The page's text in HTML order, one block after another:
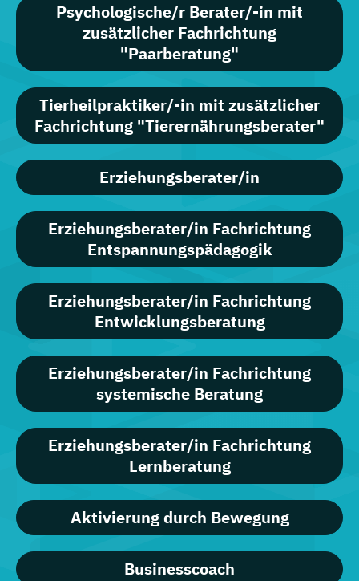
Psychologische/r Berater/-in mit
zusätzlicher Fachrichtung
"Paarberatung"
Tierheilpraktiker/-in mit zusätzlicher
Fachrichtung "Tierernährungsberater"
Erziehungsberater/in
Erziehungsberater/in Fachrichtung
Entspannungspädagogik
Erziehungsberater/in Fachrichtung
Entwicklungsberatung
Erziehungsberater/in Fachrichtung
systemische Beratung
Erziehungsberater/in Fachrichtung
Lernberatung
Aktivierung durch Bewegung
Businesscoach